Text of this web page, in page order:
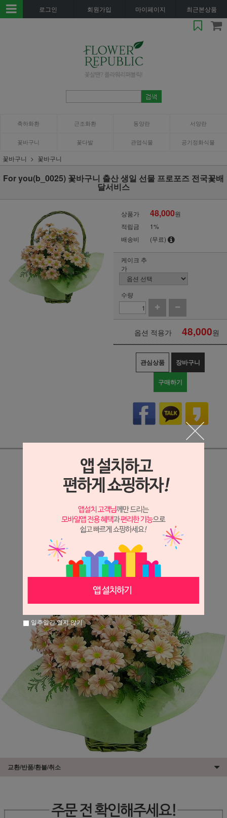
로그인 회원가입 마이페이지 최근본상품
축하화환 근조화환 동양란 서양란
꽃바구니 꽃다발 관엽식물 공기정화식물
꽃바구니 꽃바구니
For you(b_0025) 꽃바구니 출산 생일 선물 프로포즈 전국꽃배
달서비스
상품가 48,000원
적립금
1%
배송비
(무료)
케이크 추
가
수량
옵션 적용가 48,000원
관심상품 장바구니
구매하기
상세정보 새창 열기
상세 정보를 확대해 보실 수 있습니다.
교환/반품/환불/취소
일주일간 열지 않기